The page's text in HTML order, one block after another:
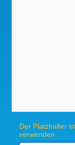
Der Platzhalter
verwenden